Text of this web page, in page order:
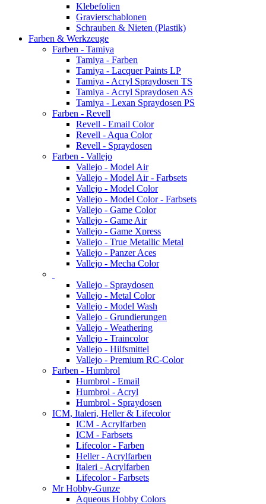
Klebefolien
Gravierschablonen
Schrauben & Nieten (Plastik)
Farben & Werkzeuge
Farben - Tamiya
Tamiya - Farben
Tamiya - Lacquer Paints LP
Tamiya - Acryl Spraydosen TS
Tamiya - Acryl Spraydosen AS
Tamiya - Lexan Spraydosen PS
Farben - Revell
Revell - Email Color
Revell - Aqua Color
Revell - Spraydosen
Farben - Vallejo
Vallejo - Model Air
Vallejo - Model Air - Farbsets
Vallejo - Model Color
Vallejo - Model Color - Farbsets
Vallejo - Game Color
Vallejo - Game Air
Vallejo - Game Xpress
Vallejo - True Metallic Metal
Vallejo - Panzer Aces
Vallejo - Mecha Color
Vallejo - Spraydosen
Vallejo - Metal Color
Vallejo - Model Wash
Vallejo - Grundierungen
Vallejo - Weathering
Vallejo - Traincolor
Vallejo - Hilfsmittel
Vallejo - Premium RC-Color
Farben - Humbrol
Humbrol - Email
Humbrol - Acryl
Humbrol - Spraydosen
ICM, Italeri, Heller & Lifecolor
ICM - Acrylfarben
ICM - Farbsets
Lifecolor - Farben
Heller - Acrylfarben
Italeri - Acrylfarben
Lifecolor - Farbsets
Mr Hobby-Gunze
Aqueous Hobby Colors